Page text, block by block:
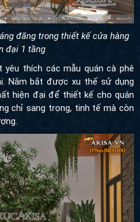
đãng trong thiết kế cửa hàng
đại 1 tầng
yêu thích các mẫu quán cà phê
Nắm bắt được xu thế sử dụng
hiện đại để thiết kế cho quán
chỉ sang trọng, tinh tế mà còn